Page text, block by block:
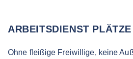
ARBEITSDIENST
Ohne fleißige Freiwillige, keine